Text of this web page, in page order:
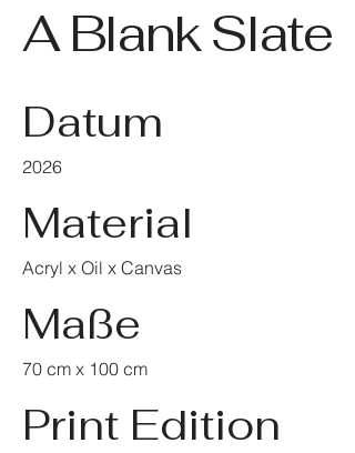
A Blank Slate
Datum
2026
Material
Acryl x Oil x Canvas
Maße
70 cm x 100 cm
Print Edition